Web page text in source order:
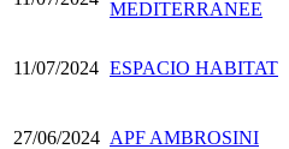
MEDITERRANEE
11/07/2024 ESPACIO HABITAT
27/06/2024 APF AMBROSINI